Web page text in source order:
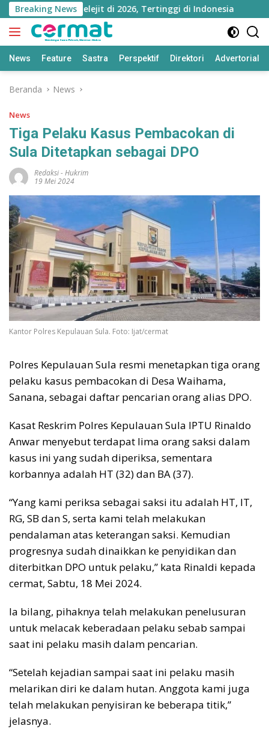
Langsung
ke
konten
Breaking News
Utara Melejit di 2026, Tertinggi di Indonesia
News Feature Sastra Perspektif Direktori Advertorial
Beranda News
News
Tiga Pelaku Kasus Pembacokan di
Sula Ditetapkan sebagai DPO
Redaksi-Hukrim
19 Mei 2024
Kantor Polres Kepulauan Sula. Foto: Ijat/cermat
Polres Kepulauan Sula resmi menetapkan tiga orang
pelaku kasus pembacokan di Desa Waihama,
Sanana, sebagai daftar pencarian orang alias DPO.
Kasat Reskrim Polres Kepulauan Sula IPTU Rinaldo
Anwar menyebut terdapat lima orang saksi dalam
kasus ini yang sudah diperiksa, sementara
korbannya adalah HT (32) dan BA (37).
“Yang kami periksa sebagai saksi itu adalah HT, IT,
RG, SB dan S, serta kami telah melakukan
pendalaman atas keterangan saksi. Kemudian
progresnya sudah dinaikkan ke penyidikan dan
diterbitkan DPO untuk pelaku,” kata Rinaldi kepada
cermat, Sabtu, 18 Mei 2024.
Ia bilang, pihaknya telah melakukan penelusuran
untuk melacak keberadaan pelaku sebab sampai
saat ini pelaku masih dalam pencarian.
“Setelah kejadian sampai saat ini pelaku masih
melarikan diri ke dalam hutan. Anggota kami juga
telah melakukan penyisiran ke beberapa titik,”
jelasnya.